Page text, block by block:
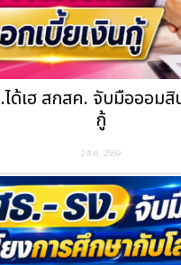
ด้เฮ สกสค. จับมือออมสิ
กู้
2 ส.ค. 2569